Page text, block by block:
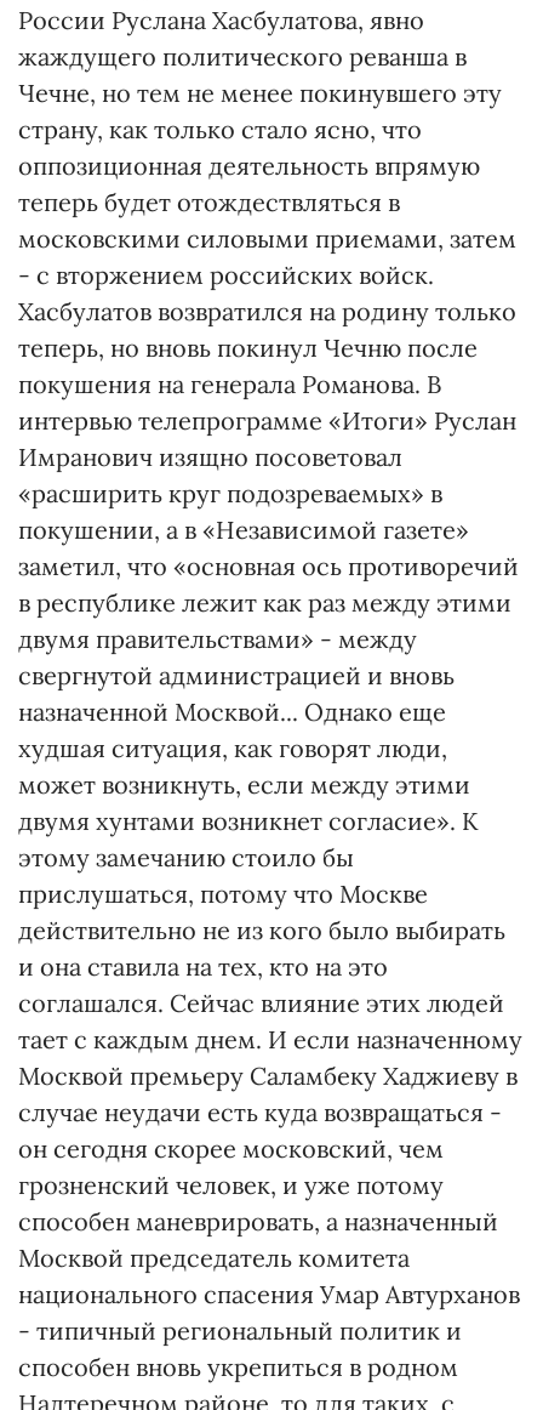
России Руслана Хасбулатова, явно
жаждущего политического реванша в
Чечне, но тем не менее покинувшего эту
страну, как только стало ясно, что
оппозиционная деятельность впрямую
теперь будет отождествляться в
московскими силовыми приемами, затем
- с вторжением российских войск.
Хасбулатов возвратился на родину только
теперь, но вновь покинул Чечню после
покушения на генерала Романова. В
интервью телепрограмме «Итоги» Руслан
Имранович изящно посоветовал
«расширить круг подозреваемых» в
покушении, а в «Независимой газете»
заметил, что «основная ось противоречий
в республике лежит как раз между этими
двумя правительствами» - между
свергнутой администрацией и вновь
назначенной Москвой... Однако еще
худшая ситуация, как говорят люди,
может возникнуть, если между этими
двумя хунтами возникнет согласие». К
этому замечанию стоило бы
прислушаться, потому что Москве
действительно не из кого было выбирать
и она ставила на тех, кто на это
соглашался. Сейчас влияние этих людей
тает с каждым днем. И если назначенному
Москвой премьеру Саламбеку Хаджиеву в
случае неудачи есть куда возвращаться -
он сегодня скорее московский, чем
грозненский человек, и уже потому
способен маневрировать, а назначенный
Москвой председатель комитета
национального спасения Умар Автурханов
- типичный региональный политик и
способен вновь укрепиться в родном
Надтеречном районе, то для таких, с